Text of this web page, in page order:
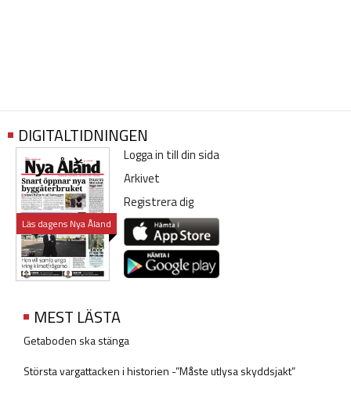
DIGITALTIDNINGEN
Läs dagens Nya Åland
Logga in till din sida
Arkivet
Registrera dig
MEST LÄSTA
Getaboden ska stänga
Största vargattacken i historien -”Måste utlysa skyddsjakt”